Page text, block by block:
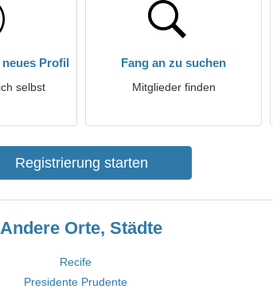
Profil
selbst
Fang an zu suchen
Mitglieder finden
Registrierung starten
Andere Orte, Städte
Recife
Presidente Prudente